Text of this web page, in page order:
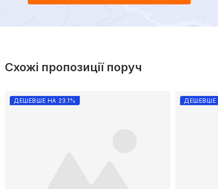
Схожі пропозиції поруч
ДЕШЕВШЕ НА 23.1% ДЕШЕВШЕ